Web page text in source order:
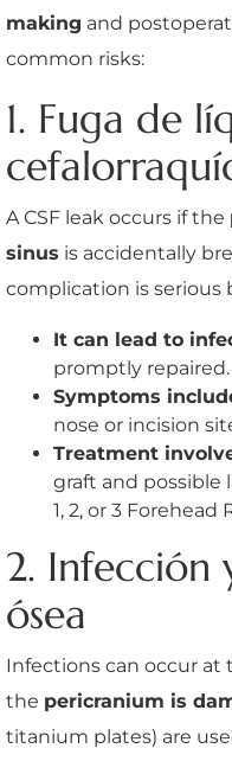
making and
common risks:
1. Fuga de
A CSF leak occurs if the
sinus is accidentally
complication is serious
It can lead to
promptly repaired.
Symptoms
nose or incision
Treatment
graft and possible
1, 2, or 3
2. Infección
ósea
Infections can occur at
the pericranium is
titanium plates) are